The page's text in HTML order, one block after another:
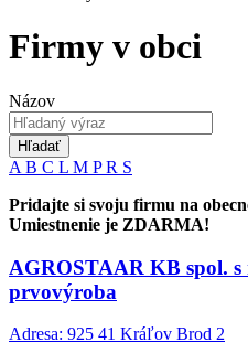
Firmy v obci
Názov
Hľadať
A B C L M PR S
Pridajte si svoju firmu na
Umiestnenie je ZDARMA!
AGROSTAAR KB spol.
prvovýroba
Adresa: 925 41 Kráľov Brod 2